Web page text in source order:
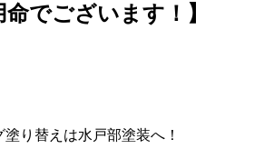
命でございます！】
り替えは水戸部塗装へ！